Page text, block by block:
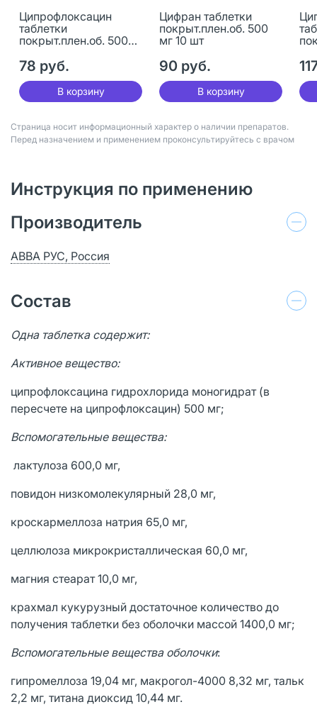
Ципрофлоксацин
таблетки
покрыт.плен.об. 500
78 руб.
В корзину
Цифран таблетки
покрыт.плен.об. 500
мг 10 шт
90 руб.
В корзину
Страница носит информационный характер о наличии препаратов.
Перед назначением и применением проконсультируйтесь с врачом
Инструкция по применению
Производитель
АВВА РУС, Россия
Состав
Одна таблетка содержит:
Активное вещество:
ципрофлоксацина гидрохлорида моногидрат (в
пересчете на ципрофлоксацин) 500 мг;
Вспомогательные вещества:
лактулоза 600,0 мг,
повидон низкомолекулярный 28,0 мг,
кроскармеллоза натрия 65,0 мг,
целлюлоза микрокристаллическая 60,0 мг,
магния стеарат 10,0 мг,
крахмал кукурузный достаточное количество до
получения таблетки без оболочки массой 1400,0 мг;
Вспомогательные вещества оболочки:
гипромеллоза 19,04 мг, макрогол-4000 8,32 мг, тальк
2,2 мг, титана диоксид 10,44 мг.